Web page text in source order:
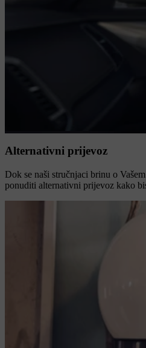
Alternativni prijevoz
Dok se naši stručnjaci brinu o
ponuditi alternativni prijevoz kako